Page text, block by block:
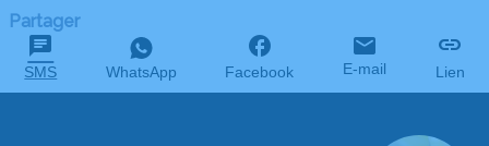
Partager
SMS WhatsApp Facebook E-mail Lien